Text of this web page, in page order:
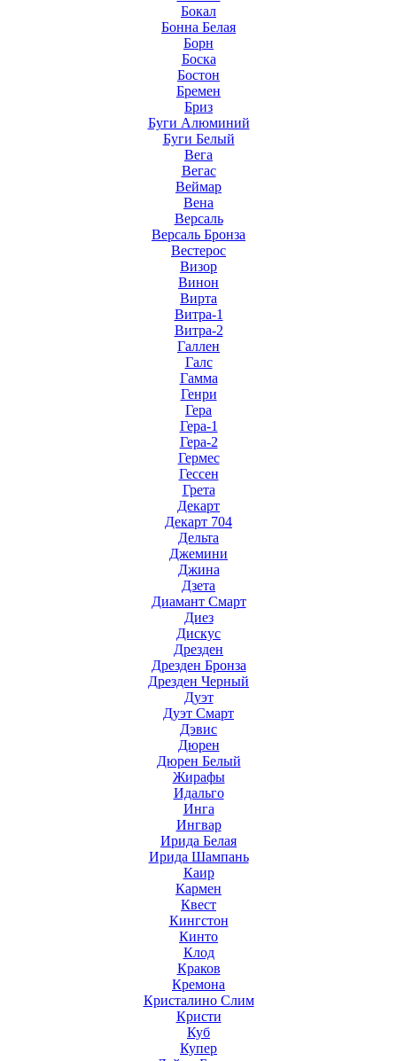
Бокал
Бонна Белая
Борн
Боска
Бостон
Бремен
Бриз
Буги Алюминий
Буги Белый
Вега
Вегас
Веймар
Вена
Версаль
Версаль Бронза
Вестерос
Визор
Винон
Вирта
Витра-1
Витра-2
Галлен
Галс
Гамма
Генри
Гера
Гера-1
Гера-2
Гермес
Гессен
Грета
Декарт
Декарт 704
Дельта
Джемини
Джина
Дзета
Диамант Смарт
Диез
Дискус
Дрезден
Дрезден Бронза
Дрезден Черный
Дуэт
Дуэт Смарт
Дэвис
Дюрен
Дюрен Белый
Жирафы
Идальго
Инга
Ингвар
Ирида Белая
Ирида Шампань
Каир
Кармен
Квест
Кингстон
Кинто
Клод
Краков
Кремона
Кристалино Слим
Кристи
Куб
Купер